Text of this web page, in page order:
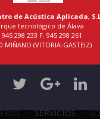
de Acústica Aplicada,
tecnológico de Álava
945 298 233 F. 945 298 261
MIÑANO (VITORIA-GASTEIZ)
SERVICIOS